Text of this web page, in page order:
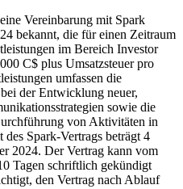
Vereinbarung mit Spark
bekannt, die für einen Zeitraum
im Bereich Investor
C$ plus Umsatzsteuer pro
umfassen die
der Entwicklung neuer,
sowie die
von Aktivitäten in
Spark-Vertrags beträgt 4
2024. Der Vertrag kann vom
Tagen schriftlich gekündigt
den Vertrag nach Ablauf